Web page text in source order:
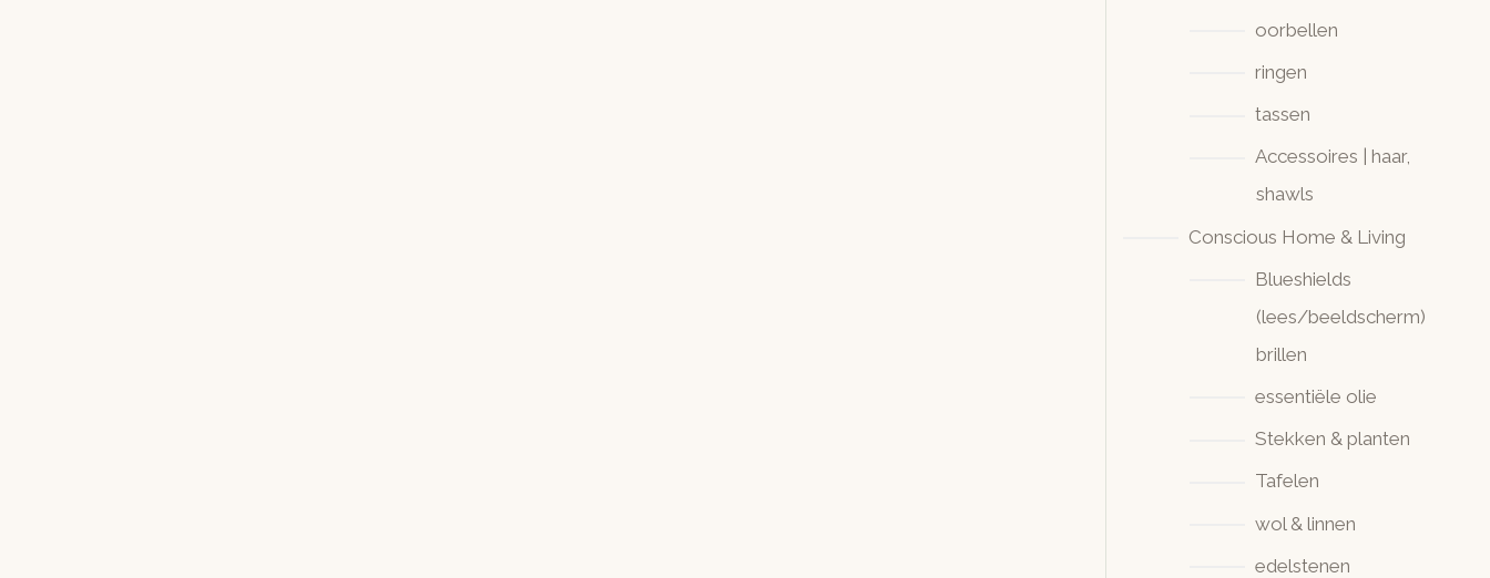
oorbellen
ringen
tassen
Accessoires | haar,
shawls
Conscious Home & Living
Blueshields
(lees/beeldscherm)
brillen
essentiële olie
Stekken & planten
Tafelen
wol & linnen
edelstenen